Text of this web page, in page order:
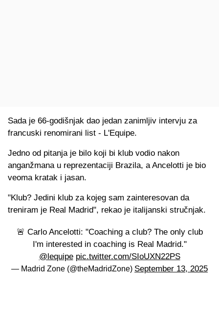
Sada je 66-godišnjak dao jedan zanimljiv intervju za
francuski renomirani list - L'Equipe.
Jedno od pitanja je bilo koji bi klub vodio nakon
anganžmana u reprezentaciji Brazila, a Ancelotti je bio
veoma kratak i jasan.
"Klub? Jedini klub za kojeg sam zainteresovan da
treniram je Real Madrid", rekao je italijanski stručnjak.
🚨 Carlo Ancelotti: "Coaching a club? The only club
I'm interested in coaching is Real Madrid."
@lequipe pic.twitter.com/SIoUXN22PS
— Madrid Zone (@theMadridZone) September 13, 2025